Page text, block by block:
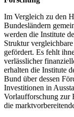
Im Vergleich zu den
Bundesländern
werden die Institute
Struktur
gefördert. Es fehlt
verlässlicher
erhalten die Institute
Bund über dessen
Investitionen in
Vorlaufforschung zur
die